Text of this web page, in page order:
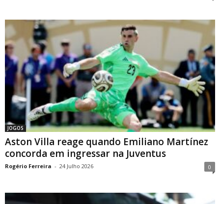
JOGOS
Aston Villa reage quando Emiliano Martínez
concorda em ingressar na Juventus
Rogério Ferreira - 24 Julho 2026 0